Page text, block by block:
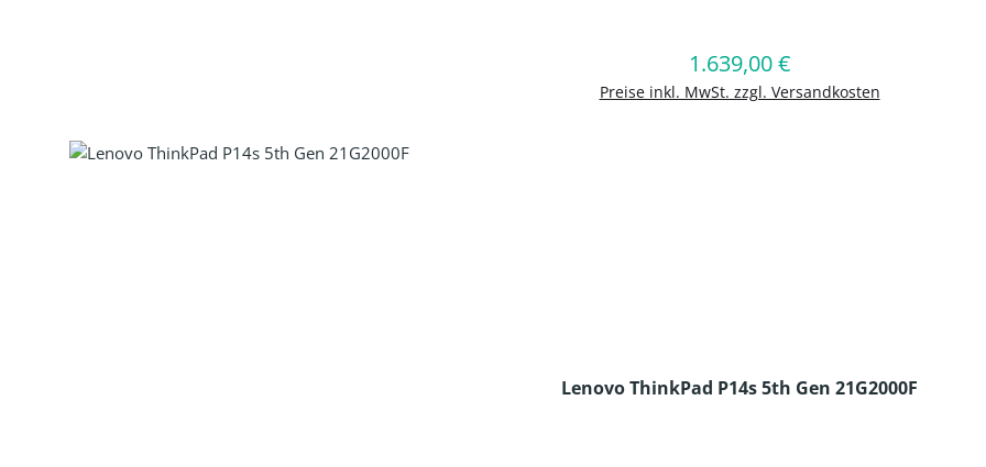
Regulärer Preis:
1.639,00 €
Preise inkl. MwSt. zzgl. Versandkosten
In den Warenkorb
Lenovo ThinkPad P14s 5th Gen 21G2000F